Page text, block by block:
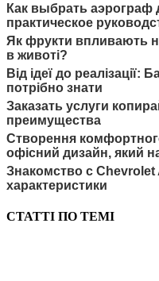
Как выбрать аэрограф
практическое
Як фрукти впливають
в животі?
Від ідеї до
потрібно знати
Заказать услуги
преимущества
Створення
офісний дизайн, який
Знакомство с
характеристики
СТАТТІ ПО ТЕМІ